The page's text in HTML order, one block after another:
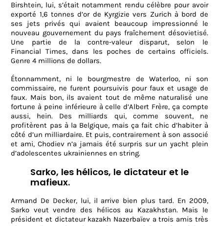
Birshtein, lui, s’était notamment rendu célèbre pour avoir
exporté 1,6 tonnes d’or de Kyrgizie vers Zurich à bord de
ses jets privés qui avaient beaucoup impressionné le
nouveau gouvernement du pays fraîchement désovietisé.
Une partie de la contre-valeur disparut, selon le
Financial Times, dans les poches de certains officiels.
Genre 4 millions de dollars.
Étonnamment, ni le bourgmestre de Waterloo, ni son
commissaire, ne furent poursuivis pour faux et usage de
faux. Mais bon, ils avaient tout de même naturalisé une
fortune à peine inférieure à celle d’Albert Frère, ça compte
aussi, hein. Des milliards qui, comme souvent, ne
profitèrent pas à la Belgique, mais ça fait chic d’habiter à
côté d’un milliardaire. Et puis, contrairement à son associé
et ami, Chodiev n’a jamais été surpris sur un yacht plein
d’adolescentes ukrainiennes en string.
Sarko, les hélicos, le dictateur et le
mafieux.
Armand De Decker, lui, il arrive bien plus tard. En 2009,
Sarko veut vendre des hélicos au Kazakhstan. Mais le
président et dictateur kazakh Nazerbaïev a trois amis très